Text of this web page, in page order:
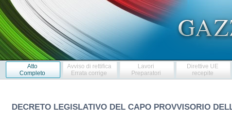
Atto
Completo
Avviso di rettifica
Errata corrige
Lavori
Preparatori
Direttive UE
recepite
DECRETO LEGISLATIVO DEL CAPO PROVVISORIO